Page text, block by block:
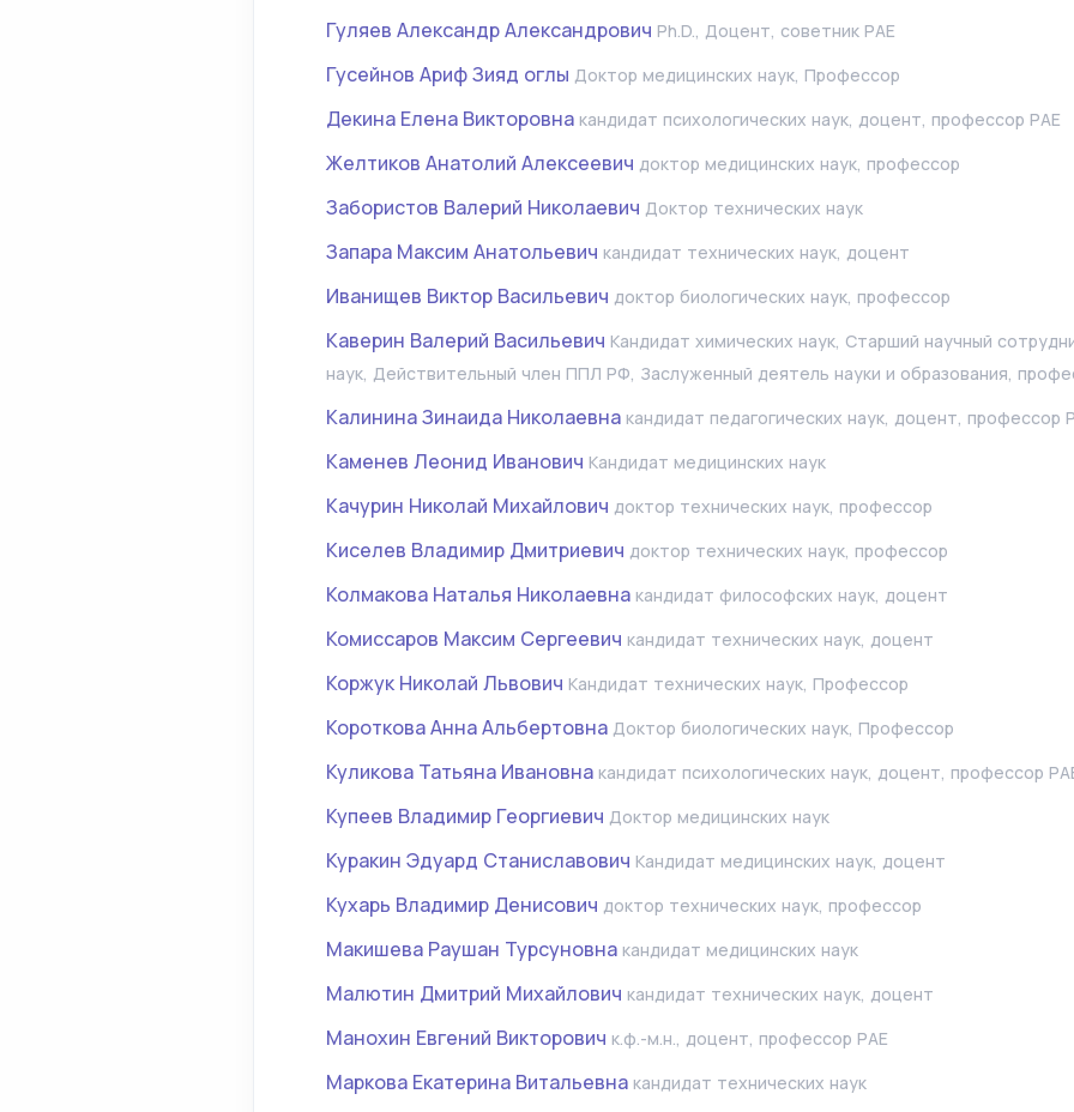
Гуляев Александр Александрович Ph.D., Доцент, советник РАЕ
Гусейнов Ариф Зияд оглы Доктор медицинских наук, Профессор
Декина Елена Викторовна кандидат психологических наук, доцент, профессор РАЕ
Желтиков Анатолий Алексеевич доктор медицинских наук, профессор
Забористов Валерий Николаевич Доктор технических наук
Запара Максим Анатольевич кандидат технических наук, доцент
Иванищев Виктор Васильевич доктор биологических наук, профессор
Каверин Валерий Васильевич Кандидат химических наук, Старший научный
наук, Действительный член ППЛ РФ, Заслуженный деятель науки и образования,
Калинина Зинаида Николаевна кандидат педагогических наук, доцент, профессор
Каменев Леонид Иванович Кандидат медицинских наук
Качурин Николай Михайлович доктор технических наук, профессор
Киселев Владимир Дмитриевич доктор технических наук, профессор
Колмакова Наталья Николаевна кандидат философских наук, доцент
Комиссаров Максим Сергеевич кандидат технических наук, доцент
Коржук Николай Львович Кандидат технических наук, Профессор
Короткова Анна Альбертовна Доктор биологических наук, Профессор
Куликова Татьяна Ивановна кандидат психологических наук, доцент, профессор
Купеев Владимир Георгиевич Доктор медицинских наук
Куракин Эдуард Станиславович Кандидат медицинских наук, доцент
Кухарь Владимир Денисович доктор технических наук, профессор
Макишева Раушан Турсуновна кандидат медицинских наук
Малютин Дмитрий Михайлович кандидат технических наук, доцент
Манохин Евгений Викторович к.ф.-м.н., доцент, профессор РАЕ
Маркова Екатерина Витальевна кандидат технических наук